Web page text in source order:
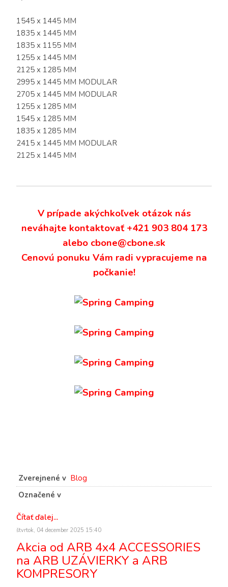
1545 x 1445 MM
1835 x 1445 MM
1835 x 1155 MM
1255 x 1445 MM
2125 x 1285 MM
2995 x 1445 MM MODULAR
2705 x 1445 MM MODULAR
1255 x 1285 MM
1545 x 1285 MM
1835 x 1285 MM
2415 x 1445 MM MODULAR
2125 x 1445 MM
V prípade akýchkoľvek otázok nás
neváhajte kontaktovať +421 903 804 173
alebo
Cenovú ponuku Vám radi vypracujeme na
počkanie!
Zverejnené v Blog
Označené v
Čítať ďalej...
štvrtok, 04 december 2025 15:40
Akcia od ARB 4x4 ACCESSORIES
na ARB UZÁVIERKY a ARB
KOMPRESORY